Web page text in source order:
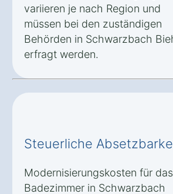
variieren je nach Region und
müssen bei den zuständigen
Behörden in Schwarzbach
erfragt werden.
Steuerliche
Modernisierungskosten für das
Badezimmer in Schwarzbach